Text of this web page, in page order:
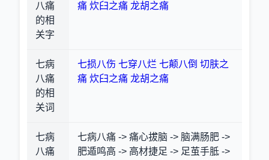
八痛
的相
关字
痛 炊臼之痛 龙胡之痛
七病
八痛
的相
关词
七损八伤 七穿八烂 七颠八倒 切肤之
痛 炊臼之痛 龙胡之痛
七病
八痛
七病八痛 -> 痛心拔脑 -> 脑满肠肥 ->
肥遁鸣高 -> 高材捷足 -> 足茧手胝 ->